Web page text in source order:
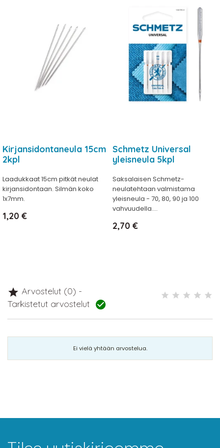
Kirjansidontaneula 15cm
2kpl
Laadukkaat 15cm pitkät neulat
kirjansidontaan. Silmän koko
1x7mm.
Hinta
1,20 €
Schmetz Universal
yleisneula 5kpl
Saksalaisen Schmetz-
neulatehtaan valmistama
yleisneula - 70, 80, 90 ja 100
vahvuudella....
Hinta
2,70 €
 Arvostelut (0) -
Tarkistetut arvostelut 
Ei vielä yhtään arvostelua.